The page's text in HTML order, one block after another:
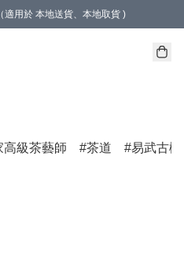
用於 本地送貨、本地取貨 )
高級茶藝師 茶道
易武古樹